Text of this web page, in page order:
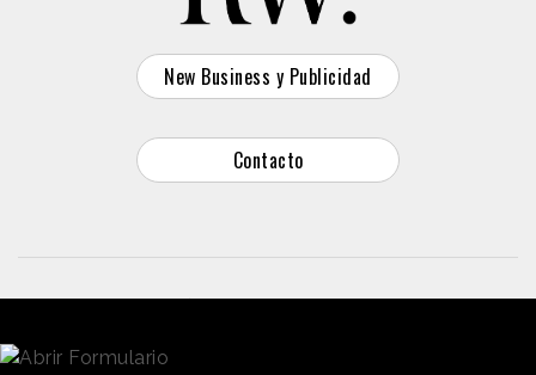
New Business y Publicidad
Contacto
Dirección: Calle Antonio Pirala 29. Madrid, 28017